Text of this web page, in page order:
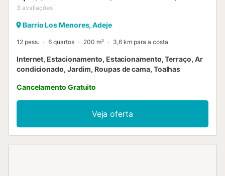
3 avaliações
Barrio Los Menores, Adeje
12 pess. 6 quartos 200 m² 3,6 km para a costa
Internet, Estacionamento, Estacionamento, Terraço, Ar
condicionado, Jardim, Roupas de cama, Toalhas
Cancelamento Gratuito
Veja oferta